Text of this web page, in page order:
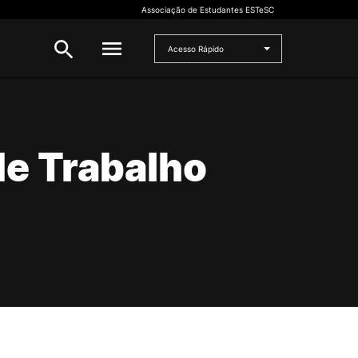
Mestrados
Cursos de Formação Contínua
Associação de Estudantes ESTeSC
Acesso Rápido
Trabalho